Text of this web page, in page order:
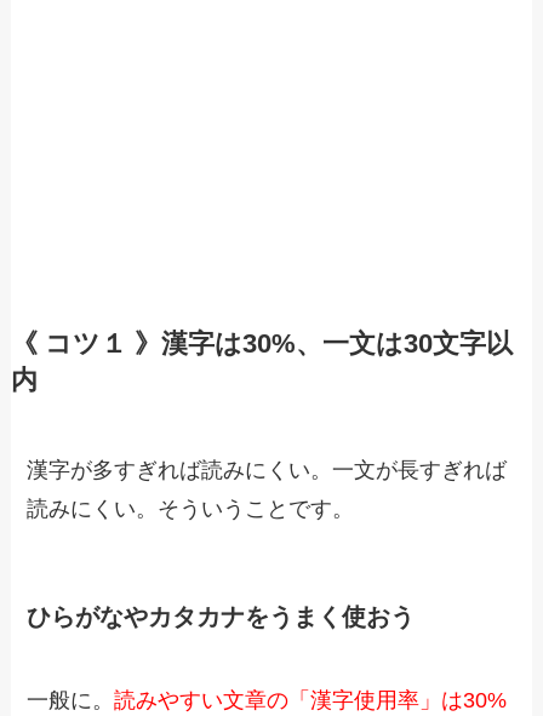
《 コツ１ 》漢字は30%、一文は30文字以
内
漢字が多すぎれば読みにくい。一文が長すぎれば
読みにくい。そういうことです。
ひらがなやカタカナをうまく使おう
一般に。読みやすい文章の「漢字使用率」は30%